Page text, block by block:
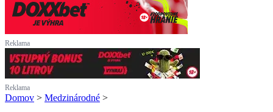
Reklama
Reklama
Domov > Medzinárodné >